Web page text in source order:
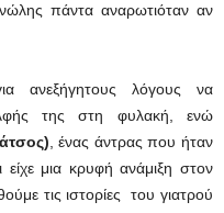
πάντα αναρωτιόταν αν
ανεξήγητους λόγους να
της στη φυλακή, ενώ
), ένας άντρας που ήταν
μια κρυφή ανάμιξη στον
τις ιστορίες του γιατρού